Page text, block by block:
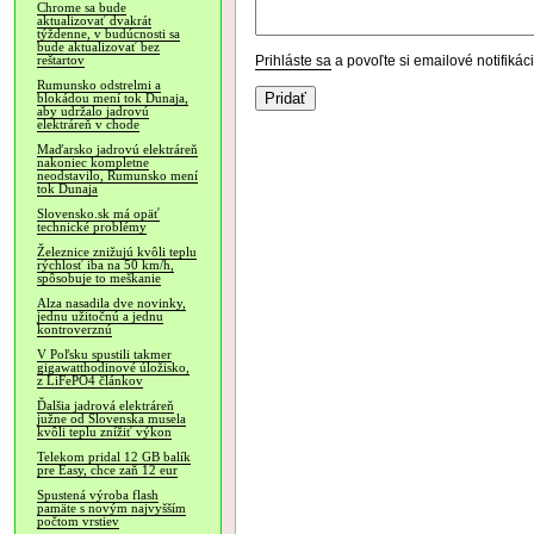
Chrome sa bude
aktualizovať dvakrát
týždenne, v budúcnosti sa
bude aktualizovať bez
reštartov
Rumunsko odstrelmi a
blokádou mení tok Dunaja,
aby udržalo jadrovú
elektráreň v chode
Maďarsko jadrovú elektráreň
nakoniec kompletne
neodstavilo, Rumunsko mení
tok Dunaja
Slovensko.sk má opäť
technické problémy
Železnice znižujú kvôli teplu
rýchlosť iba na 50 km/h,
spôsobuje to meškanie
Alza nasadila dve novinky,
jednu užitočnú a jednu
kontroverznú
V Poľsku spustili takmer
gigawatthodinové úložisko,
z LiFePO4 článkov
Ďalšia jadrová elektráreň
južne od Slovenska musela
kvôli teplu znížiť výkon
Telekom pridal 12 GB balík
pre Easy, chce zaň 12 eur
Spustená výroba flash
pamäte s novým najvyšším
počtom vrstiev
Prihláste sa a povoľte si emailové